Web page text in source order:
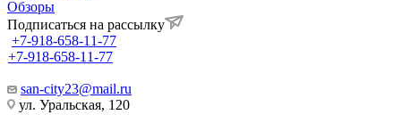
Обзоры
Подписаться на рассылку
+7-918-658-11-77
+7-918-658-11-77
san-city23@mail.ru
ул. Уральская, 120